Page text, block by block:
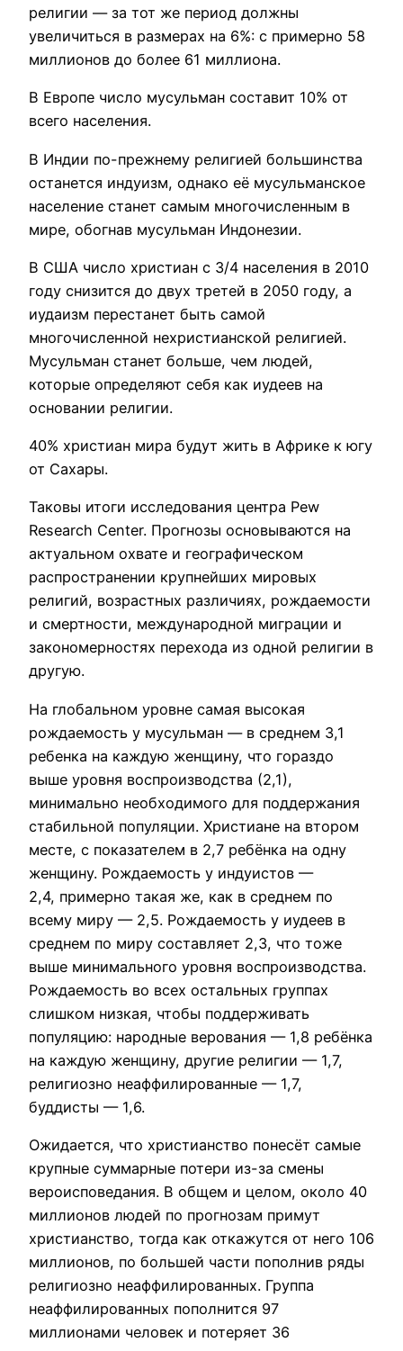
религии — за тот же период должны
увеличиться в размерах на 6%: с примерно 58
миллионов до более 61 миллиона.
В Европе число мусульман составит 10% от
всего населения.
В Индии по-прежнему религией большинства
останется индуизм, однако её мусульманское
население станет самым многочисленным в
мире, обогнав мусульман Индонезии.
В США число христиан с 3/4 населения в 2010
году снизится до двух третей в 2050 году, а
иудаизм перестанет быть самой
многочисленной нехристианской религией.
Мусульман станет больше, чем людей,
которые определяют себя как иудеев на
основании религии.
40% христиан мира будут жить в Африке к югу
от Сахары.
Таковы итоги исследования центра Pew
Research Center. Прогнозы основываются на
актуальном охвате и географическом
распространении крупнейших мировых
религий, возрастных различиях, рождаемости
и смертности, международной миграции и
закономерностях перехода из одной религии в
другую.
На глобальном уровне самая высокая
рождаемость у мусульман — в среднем 3,1
ребенка на каждую женщину, что гораздо
выше уровня воспроизводства (2,1),
минимально необходимого для поддержания
стабильной популяции. Христиане на втором
месте, с показателем в 2,7 ребёнка на одну
женщину. Рождаемость у индуистов —
2,4, примерно такая же, как в среднем по
всему миру — 2,5. Рождаемость у иудеев в
среднем по миру составляет 2,3, что тоже
выше минимального уровня воспроизводства.
Рождаемость во всех остальных группах
слишком низкая, чтобы поддерживать
популяцию: народные верования — 1,8 ребёнка
на каждую женщину, другие религии — 1,7,
религиозно неаффилированные — 1,7,
буддисты — 1,6.
Ожидается, что христианство понесёт самые
крупные суммарные потери из-за смены
вероисповедания. В общем и целом, около 40
миллионов людей по прогнозам примут
христианство, тогда как откажутся от него 106
миллионов, по большей части пополнив ряды
религиозно неаффилированных. Группа
неаффилированных пополнится 97
миллионами человек и потеряет 36